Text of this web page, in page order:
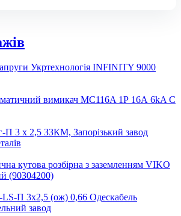
Укртехнологія INFINITY 9000
вимикач MC116A 1Р 16А 6kA C
П 3 х 2,5 ЗЗКМ, Запорізький завод
кутова розбірна з заземленням VIKO
(90304200)
П 3х2,5 (ож) 0,66 Одескабель
завод